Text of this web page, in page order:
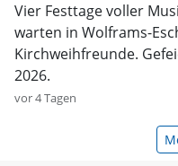
Vier Festtage voller
warten in Wolframs-
Kirchweihfreunde.
2026.
vor 4 Tagen